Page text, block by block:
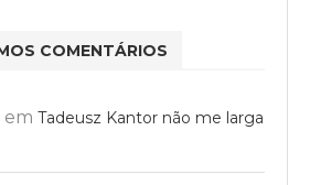
COMENTÁRIOS
em Tadeusz Kantor não me larga